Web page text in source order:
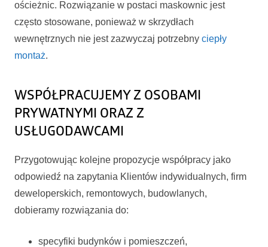
ościeżnic. Rozwiązanie w postaci maskownic jest
często stosowane, ponieważ w skrzydłach
wewnętrznych nie jest zazwyczaj potrzebny ciepły
montaż.
WSPÓŁPRACUJEMY Z OSOBAMI
PRYWATNYMI ORAZ Z
USŁUGODAWCAMI
Przygotowując kolejne propozycje współpracy jako
odpowiedź na zapytania Klientów indywidualnych, firm
deweloperskich, remontowych, budowlanych,
dobieramy rozwiązania do:
specyfiki budynków i pomieszczeń,